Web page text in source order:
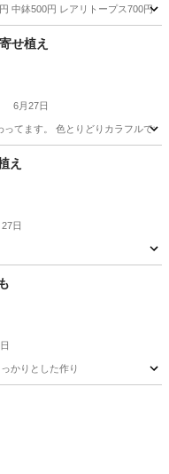
中鉢500円 レアリトープス700円
多肉植物
せ植え
6月27日
てます。 色とりどりカラフルです
サボテン
え
日
多肉植物
かりとした作り
貨/小物